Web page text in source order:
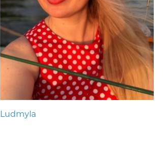
Ludmyla